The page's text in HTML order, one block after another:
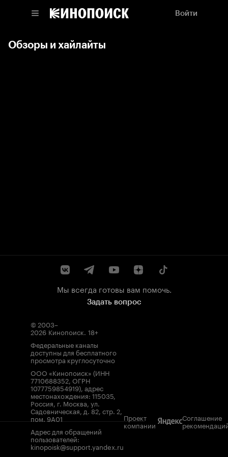
Войти
Обзоры и хайлайты
Мы всегда готовы вам помочь.
Задать вопрос
© 2003–
2026 Кинопоиск. 18+
Федеральные каналы
доступны для бесплатного
просмотра круглосуточно
ООО «Кинопоиск» (ИНН
7710688352, ОГРН
1077759854919), адрес
местонахождения: 115035,
Россия, г. Москва, ул.
Садовническая, д. 82, стр. 2,
пом. 9А01
Адрес для обращений
пользователей:
kinopoisk@support.yandex.ru
Проект
компании
Соглашение